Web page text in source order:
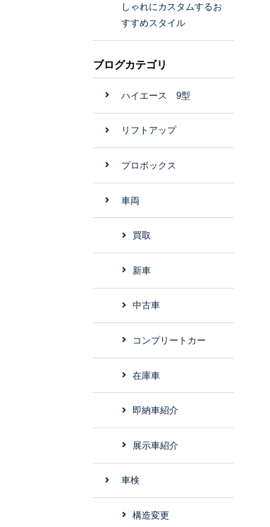
しゃれにカスタムするお
すすめスタイル
ブログカテゴリ
ハイエース 9型
リフトアップ
プロボックス
車両
買取
新車
中古車
コンプリートカー
在庫車
即納車紹介
展示車紹介
車検
構造変更